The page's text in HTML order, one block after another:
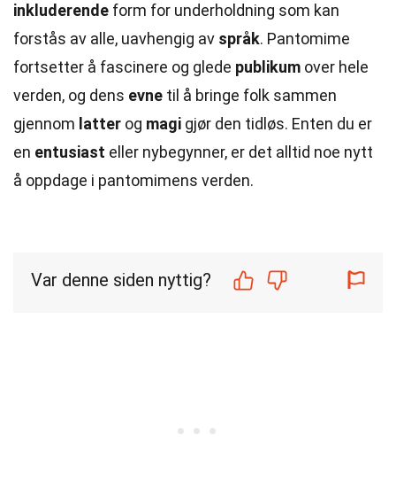
inkluderende form for underholdning som kan
forstås av alle, uavhengig av språk. Pantomime
fortsetter å fascinere og glede publikum over hele
verden, og dens evne til å bringe folk sammen
gjennom latter og magi gjør den tidløs. Enten du er
en entusiast eller nybegynner, er det alltid noe nytt
å oppdage i pantomimens verden.
Var denne siden nyttig?